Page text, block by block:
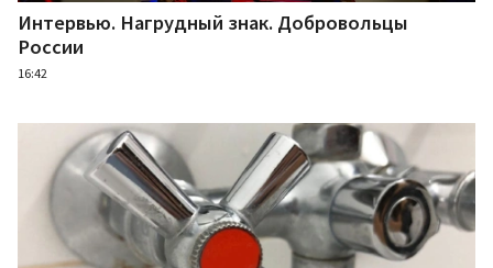
Интервью. Нагрудный знак. Добровольцы
России
16:42